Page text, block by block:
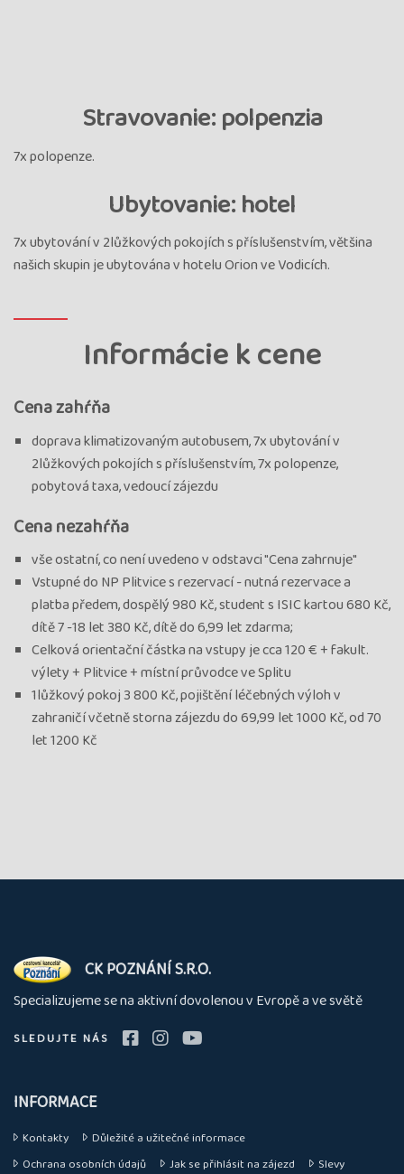
Stravovanie: polpenzia
7x polopenze.
Ubytovanie: hotel
7x ubytování v 2lůžkových pokojích s příslušenstvím, většina
našich skupin je ubytována v hotelu Orion ve Vodicích.
Informácie k cene
Cena zahŕňa
doprava klimatizovaným autobusem, 7x ubytování v
2lůžkových pokojích s příslušenstvím, 7x polopenze,
pobytová taxa, vedoucí zájezdu
Cena nezahŕňa
vše ostatní, co není uvedeno v odstavci "Cena zahrnuje"
Vstupné do NP Plitvice s rezervací - nutná rezervace a
platba předem, dospělý 980 Kč, student s ISIC kartou 680 Kč,
dítě 7 -18 let 380 Kč, dítě do 6,99 let zdarma;
Celková orientační částka na vstupy je cca 120 € + fakult.
výlety + Plitvice + místní průvodce ve Splitu
1lůžkový pokoj 3 800 Kč, pojištění léčebných výloh v
zahraničí včetně storna zájezdu do 69,99 let 1000 Kč, od 70
let 1200 Kč
O
nás
CK POZNÁNÍ S.R.O.
Specializujeme se na aktivní dovolenou v Evropě a ve světě
SLEDUJTE NÁS
INFORMACE
Kontakty
Důležité a užitečné informace
Ochrana osobních údajů
Jak se přihlásit na zájezd Slevy